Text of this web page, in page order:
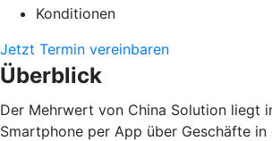
Konditionen
Jetzt Termin vereinbaren
Überblick
Der Mehrwert von China Solution liegt
Smartphone per App über Geschäfte